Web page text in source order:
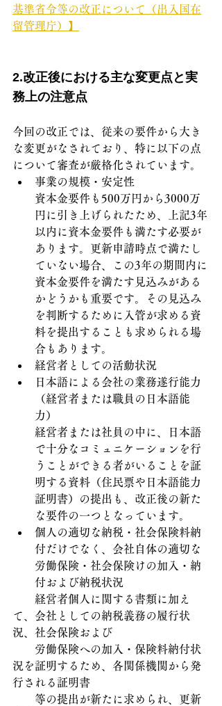
基準省令等の改正について（出入国在
留管理庁）】
2.改正後における主な変更点と実
務上の注意点
今回の改正では、従来の要件から大き
な変更がなされており、特に以下の点
について審査が厳格化されています。
事業の規模・安定性
資本金要件も500万円から3000万
円に引き上げられたため、上記3年
以内に資本金要件も満たす必要が
あります。更新申請時点で満たし
ていない場合、この3年の期間内に
資本金要件を満たす見込みがある
かどうかも重要です。その見込み
を判断するために入管が求める資
料を提出することも求められる場
合もあります。
経営者としての活動状況
日本語による会社の業務遂行能力
（経営者または職員の日本語能
力）
経営者または社員の中に、日本語
で十分なコミュニケーションを行
うことができる者がいることを証
明する資料（住民票や日本語能力
証明書）の提出も、改正後の新た
な要件の一つとなっています。
個人の適切な納税・社会保険料納
付だけでなく、会社自体の適切な
労働保険・社会保険けの加入・納
付および納税状況
経営者個人に関する書類に加え
て、会社としての納税義務の履行状
況、社会保険および
労働保険への加入・保険料納付状
況を証明するため、各関係機関から発
行される証明書
等の提出が新たに求められ、更新